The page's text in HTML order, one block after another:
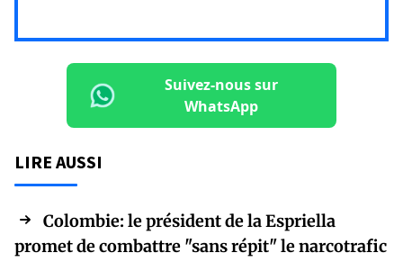
Suivez-nous sur
WhatsApp
LIRE AUSSI
Colombie: le président de la Espriella
promet de combattre "sans répit" le narcotrafic